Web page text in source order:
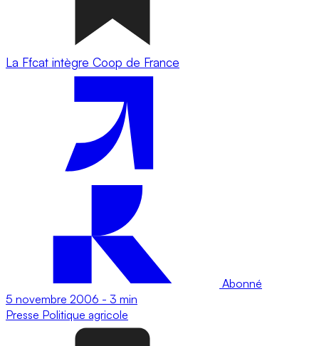
La Ffcat intègre Coop de France
Abonné
5 novembre 2006 - 3 min
Presse Politique agricole